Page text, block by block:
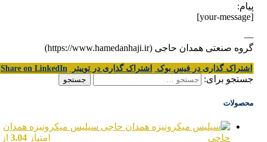
پیام:
[your-message]
—
گروه صنعتی همدان حاجی (https://www.hamedanhaji.ir)
اشتراک گذاری در فیس بوک اشتراک گذاری در توییتر Share on LinkedIn
جستجو برای:
محصولات
سیلیس میکرونیزه همدان
حاجی
امتیاز 3.04از 5